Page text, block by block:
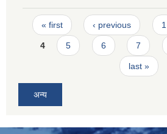
Pages
« first ‹ previous 1
4 5 6 7
last »
अन्य